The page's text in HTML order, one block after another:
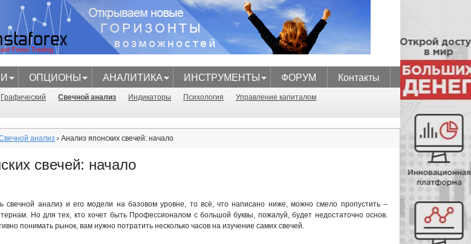
Перейти
основному
содержанию
ОПЦИОНЫ АНАЛИТИКА ИНСТРУМЕНТЫ ФОРУМ Контакты
Графический Свечной анализ Индикаторы Психология
Управление капиталом
анализ › Анализ японских свечей: начало
свечей: начало
свечной анализ и его модели на базовом уровне, то всё, что написано ниже, можно смело пропустить –
Но для тех, кто хочет быть Профессионалом с большой буквы, пожалуй, будет недостаточно основ.
понимать рынок, вам нужно потратить несколько часов на изучение самих свечей.